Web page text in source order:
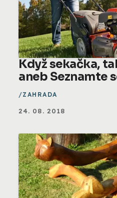
Když sekačka,
aneb Seznamte
ZAHRADA
24. 08. 2018